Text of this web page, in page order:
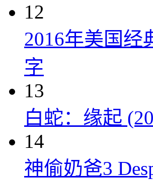
12
2016年美国经
字
13
白蛇：缘起
14
神偷奶爸3